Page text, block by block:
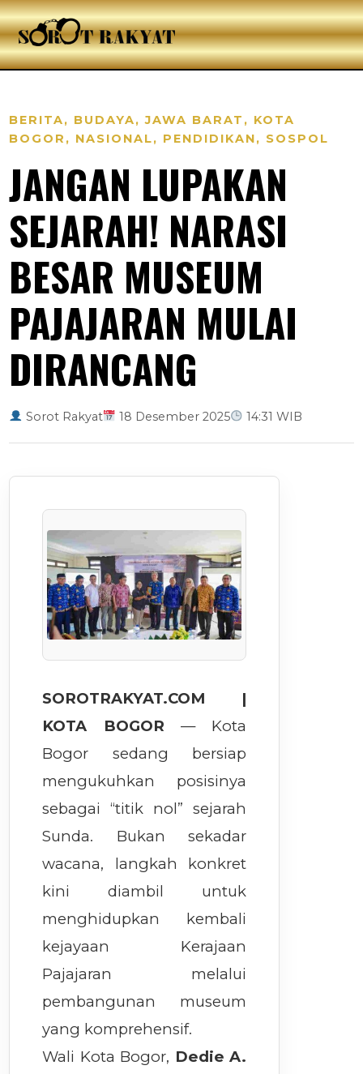
BERITA, BUDAYA,JAWA BARAT , KOTA
BOGOR , NASIONAL, PENDIDIKAN, SOSPOL
JANGAN LUPAKAN
SEJARAH! NARASI
BESAR MUSEUM
PAJAJARAN MULAI
DIRANCANG
Sorot Rakyat 18 Desember 2025 14:31 WIB
SOROTRAKYAT.COM |
KOTA BOGOR — Kota
Bogor sedang bersiap
mengukuhkan posisinya
sebagai “titik nol” sejarah
Sunda. Bukan sekadar
wacana, langkah konkret
kini diambil untuk
menghidupkan kembali
kejayaan Kerajaan
Pajajaran melalui
pembangunan museum
yang komprehensif.
Wali Kota Bogor, Dedie A.